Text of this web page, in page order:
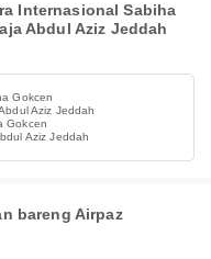
Internasional Sabiha
Abdul Aziz Jeddah
Gokcen
Aziz Jeddah
Gokcen
Aziz Jeddah
bareng Airpaz